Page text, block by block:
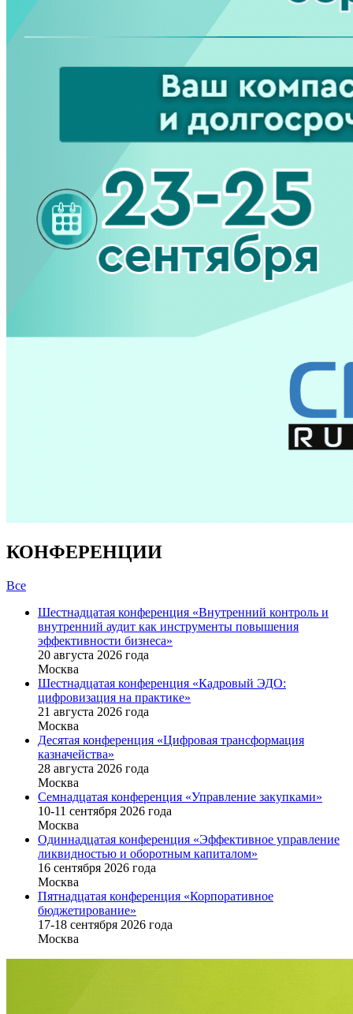
КОНФЕРЕНЦИИ
Все
Шестнадцатая конференция «Внутренний контроль и
внутренний аудит как инструменты повышения
эффективности бизнеса»
20 августа 2026 года
Москва
Шестнадцатая конференция «Кадровый ЭДО:
цифровизация на практике»
21 августа 2026 года
Москва
Десятая конференция «Цифровая трансформация
казначейства»
28 августа 2026 года
Москва
Семнадцатая конференция «Управление закупками»
10-11 сентября 2026 года
Москва
Одиннадцатая конференция «Эффективное управление
ликвидностью и оборотным капиталом»
16 cентября 2026 года
Москва
Пятнадцатая конференция «Корпоративное
бюджетирование»
17-18 сентября 2026 года
Москва